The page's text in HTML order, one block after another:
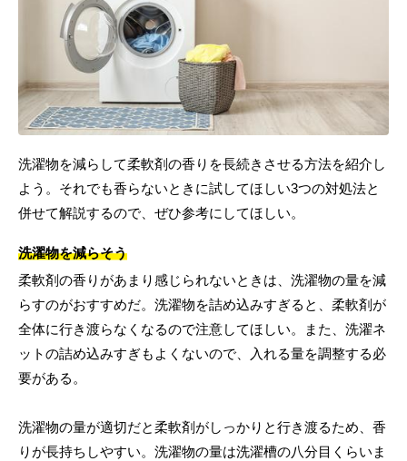
洗濯物を減らして柔軟剤の香りを長続きさせる方法を紹介し
よう。それでも香らないときに試してほしい3つの対処法と
併せて解説するので、ぜひ参考にしてほしい。
洗濯物を減らそう
柔軟剤の香りがあまり感じられないときは、洗濯物の量を減
らすのがおすすめだ。洗濯物を詰め込みすぎると、柔軟剤が
全体に行き渡らなくなるので注意してほしい。また、洗濯ネ
ットの詰め込みすぎもよくないので、入れる量を調整する必
要がある。
洗濯物の量が適切だと柔軟剤がしっかりと行き渡るため、香
りが長持ちしやすい。洗濯物の量は洗濯槽の八分目くらいま